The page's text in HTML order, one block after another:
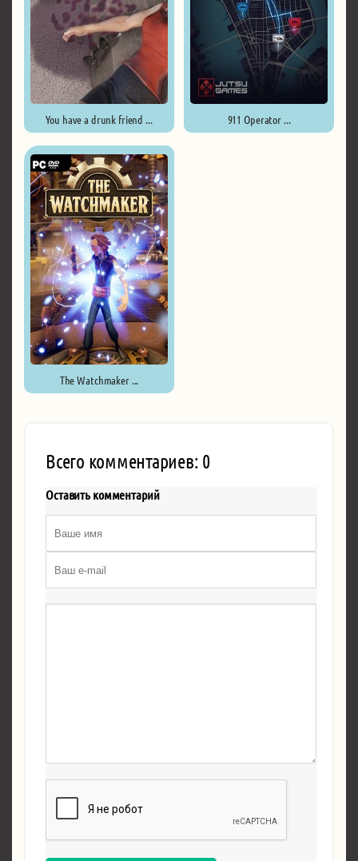
You have a drunk friend ... 911 Operator ...
The Watchmaker ...
Всего комментариев: 0
Оставить комментарий